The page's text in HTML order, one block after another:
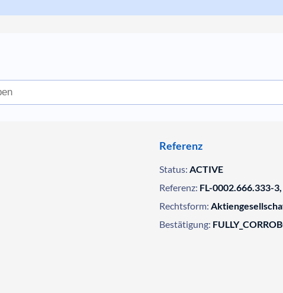
Referenz
Status: ACTIVE
Referenz: FL-0002.666.333-
Rechtsform:
Bestätigung: